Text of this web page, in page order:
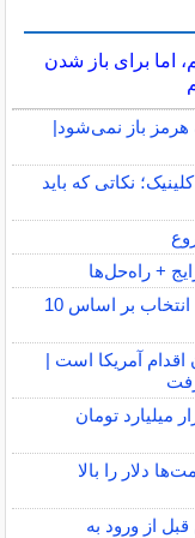
اما برای باز شدن
هرمز باز نمی‌شود|
نکاتی که باید
+ راه‌حل‌ها
بهترین شرکت آسانسور کدام است؟ راهنمای انتخاب بر اساس 10
آمریکا است |
امروز شنبه 17 مرداد 1405 / 9 هزار میلیارد تومان
دلار را بالا
از ورود به